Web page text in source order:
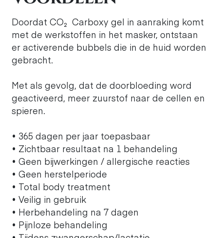
Doordat CO₂ Carboxy gel in aanraking komt
met de werkstoffen in het masker, ontstaan
er activerende bubbels die in de huid worden
gebracht.
Met als gevolg, dat de doorbloeding word
geactiveerd, meer zuurstof naar de cellen en
spieren.
• 365 dagen per jaar toepasbaar
• Zichtbaar resultaat na 1 behandeling
• Geen bijwerkingen / allergische reacties
• Geen herstelperiode
• Total body treatment
• Veilig in gebruik
• Herbehandeling na 7 dagen
• Pijnloze behandeling